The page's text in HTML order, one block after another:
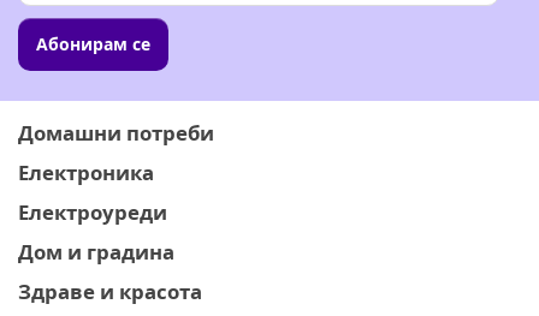
Абонирам се
Домашни потреби
Електроника
Електроуреди
Дом и градина
Здраве и красота